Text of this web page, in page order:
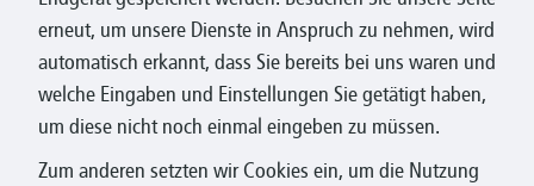
erneut, um unsere Dienste in Anspruch zu nehmen, wird
automatisch erkannt, dass Sie bereits bei uns waren und
welche Eingaben und Einstellungen Sie getätigt haben,
um diese nicht noch einmal eingeben zu müssen.
Zum anderen setzten wir Cookies ein, um die Nutzung